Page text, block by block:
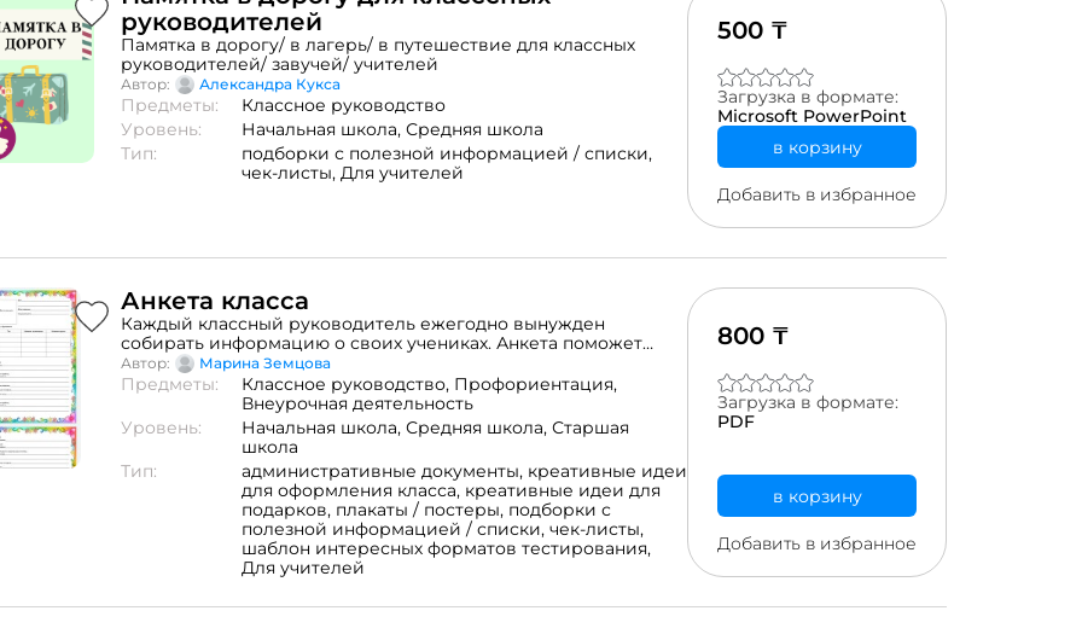
на экране результат своего ответа (нажав на кнопку
«Результат»). Происходит открытая, объективная оценка
знаний учащихся. Это очень важно для ребёнка. Он видит, что
отметка не зависит от желания учителя, а оцениваются его
реальные знания и умения. Снимается страх получения
оценки. Ученик может, как сам оценивать свои знания, так и
проводить взаимное оценивание с одноклассником, работая
в паре.
руководителей
Памятка в дорогу/ в лагерь/ в путешествие для классных
руководителей/ завучей/ учителей
Автор: Александра Кукса
Предметы:
Классное руководство
Уровень:
Начальная школа, Средняя школа
Тип:
подборки с полезной информацией / списки,
чек-листы, Для учителей
500 ₸
Загрузка в формате:
Microsoft PowerPoint
в корзину
Добавить в избранное
Анкета класса
Каждый классный руководитель ежегодно вынужден
собирать информацию о своих учениках. Анкета поможет
собать всю информацию в одном месте и пополнять ее при
необходимости. Формат: pdf, объем: 2 страницы (на 45
учеников)
Автор: Марина Земцова
Предметы: Классное руководство, Профориентация,
Внеурочная деятельность
Уровень:
Начальная школа, Средняя школа, Старшая
школа
Тип:
административные документы, креативные идеи
для оформления класса, креативные идеи для
подарков, плакаты / постеры, подборки с
полезной информацией / списки, чек-листы,
шаблон интересных форматов тестирования,
Для учителей
800 ₸
Загрузка в формате:
PDF
в корзину
Добавить в избранное